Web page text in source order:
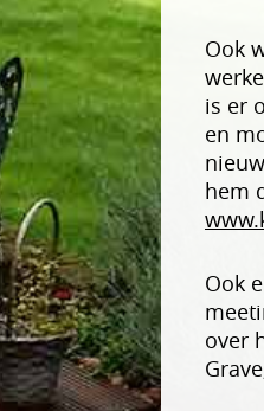
Ook
is er
en
hem
Ook
over